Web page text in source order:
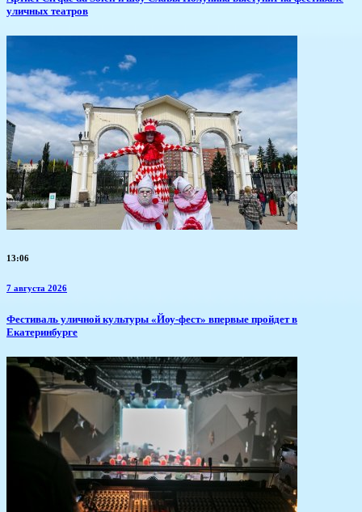
уличных театров
13:06
7 августа 2026
​Фестиваль уличной культуры «Йоу-фест» впервые пройдет в
Екатеринбурге